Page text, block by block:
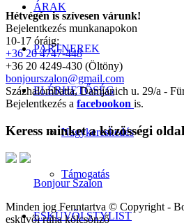
ÁRAK
PARTNEREK
ELÉRHETŐSÉG
Nagykereskedés
Támogatás
ESKÜVŐI STYLIST
Hétvégén is szívesen várunk!
Bejelentkezés munkanapokon
10-17 óráig:
+36 20 4747-448
+36 20 4249-430 (Öltöny)
bonjourszalon@gmail.com
Százhalombatta, Damjanich u. 29/a -
Bejelentkezés a facebookon is.
Keress minket a közösségi
Bonjour Szalon
Minden jog Fenntartva © Copyright -
esküvői ruha kölcsönző